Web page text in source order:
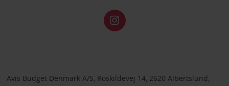
Avis Budget Denmark A/S, Roskildevej 14, 2620 Albertslund,